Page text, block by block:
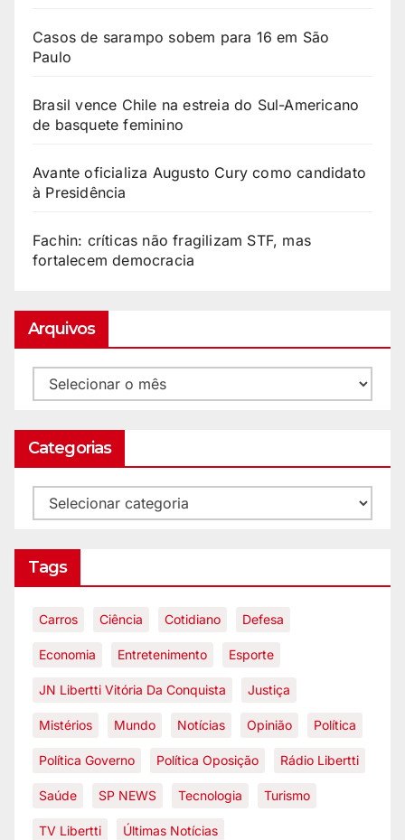
Casos de sarampo sobem para 16 em São
Paulo
Brasil vence Chile na estreia do Sul-Americano
de basquete feminino
Avante oficializa Augusto Cury como candidato
à Presidência
Fachin: críticas não fragilizam STF, mas
fortalecem democracia
Arquivos
Categorias
Tags
Carros Ciência Cotidiano Defesa
Economia Entretenimento Esporte
JN Libertti Vitória Da Conquista Justiça
Mistérios Mundo Notícias Opinião Política
Política Governo Política Oposição Rádio Libertti
Saúde SP NEWS Tecnologia Turismo
TV Libertti Últimas Notícias